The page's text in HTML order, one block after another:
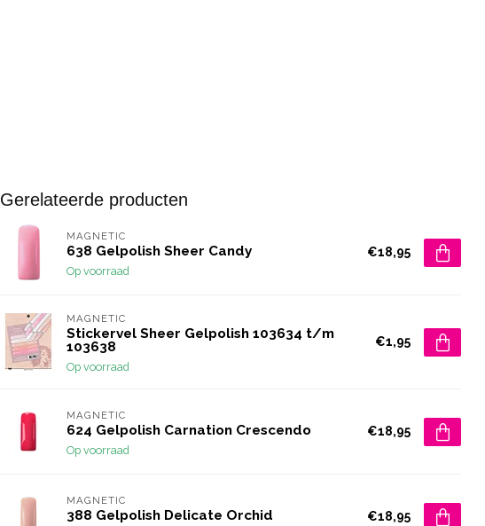
Gerelateerde producten
MAGNETIC
638 Gelpolish Sheer Candy
Op voorraad
€18,95
MAGNETIC
Stickervel Sheer Gelpolish 103634 t/m
103638
Op voorraad
€1,95
MAGNETIC
624 Gelpolish Carnation Crescendo
Op voorraad
€18,95
MAGNETIC
388 Gelpolish Delicate Orchid €18,95